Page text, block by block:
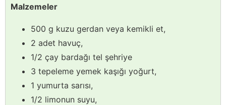
Malzemeler
500 g kuzu gerdan veya kemikli et,
2 adet havuç,
1/2 çay bardağı tel şehriye
3 tepeleme yemek kaşığı yoğurt,
1 yumurta sarısı,
1/2 limonun suyu,